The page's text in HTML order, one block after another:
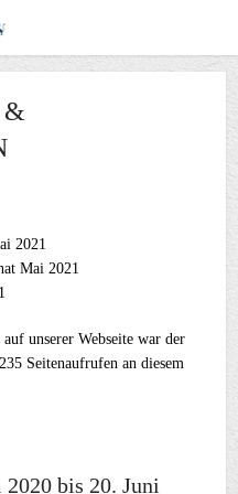
&
2021
Mai 2021
unserer Webseite war der
Seitenaufrufen an diesem
2020 bis 20. Juni